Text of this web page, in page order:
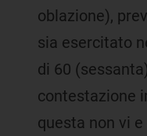
oblazione),
sia esercitato
di 60
contestazione
questa non vi